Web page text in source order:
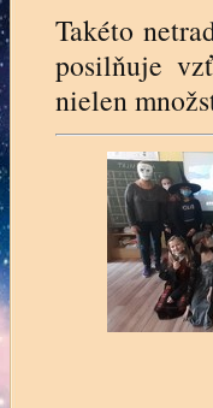
Takéto
posilňuje
nielen